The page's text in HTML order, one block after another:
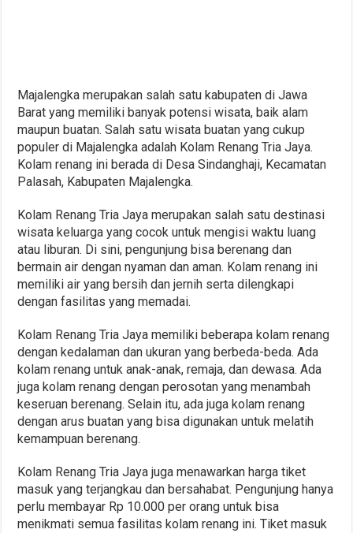
Majalengka merupakan salah satu kabupaten di Jawa
Barat yang memiliki banyak potensi wisata, baik alam
maupun buatan. Salah satu wisata buatan yang cukup
populer di Majalengka adalah Kolam Renang Tria Jaya.
Kolam renang ini berada di Desa Sindanghaji, Kecamatan
Palasah, Kabupaten Majalengka.
Kolam Renang Tria Jaya merupakan salah satu destinasi
wisata keluarga yang cocok untuk mengisi waktu luang
atau liburan. Di sini, pengunjung bisa berenang dan
bermain air dengan nyaman dan aman. Kolam renang ini
memiliki air yang bersih dan jernih serta dilengkapi
dengan fasilitas yang memadai.
Kolam Renang Tria Jaya memiliki beberapa kolam renang
dengan kedalaman dan ukuran yang berbeda-beda. Ada
kolam renang untuk anak-anak, remaja, dan dewasa. Ada
juga kolam renang dengan perosotan yang menambah
keseruan berenang. Selain itu, ada juga kolam renang
dengan arus buatan yang bisa digunakan untuk melatih
kemampuan berenang.
Kolam Renang Tria Jaya juga menawarkan harga tiket
masuk yang terjangkau dan bersahabat. Pengunjung hanya
perlu membayar Rp 10.000 per orang untuk bisa
menikmati semua fasilitas kolam renang ini. Tiket masuk